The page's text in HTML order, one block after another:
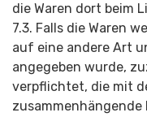
die Waren dort beim
7.3. Falls die Waren
auf eine andere Art
angegeben wurde,
verpflichtet, die mit
zusammenhängende